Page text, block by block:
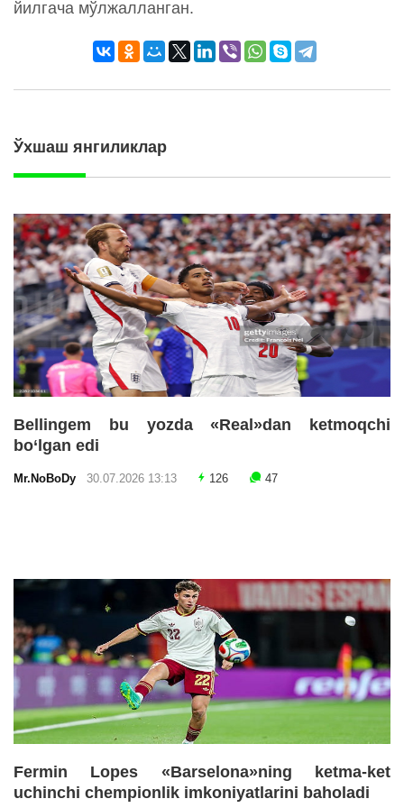
йилгача мўлжалланган.
Ўхшаш янгиликлар
Bellingem bu yozda «Real»dan ketmoqchi
bo‘lgan edi
Mr.NoBoDy 30.07.2026 13:13 126 47
Fermin Lopes «Barselona»ning ketma-ket
uchinchi chempionlik imkoniyatlarini baholadi